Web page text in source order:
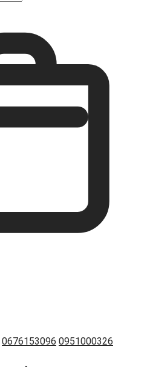
0676153096 0951000326